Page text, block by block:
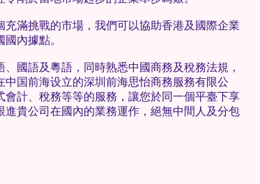
滿挑戰的市場，我們可以協助香港及國際企業
內據點。
國語及粵語，同時熟悉中國商務及稅務法規，
国前海设立的深圳前海思怡商務服務有限公
計、稅務等等的服務，讓您於同一個平臺下享
貴公司在國內的業務運作，絕無中間人及分包